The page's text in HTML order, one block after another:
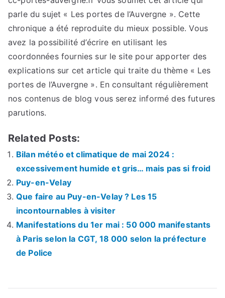
parle du sujet « Les portes de l’Auvergne ». Cette
chronique a été reproduite du mieux possible. Vous
avez la possibilité d’écrire en utilisant les
coordonnées fournies sur le site pour apporter des
explications sur cet article qui traite du thème « Les
portes de l’Auvergne ». En consultant régulièrement
nos contenus de blog vous serez informé des futures
parutions.
Related Posts:
Bilan météo et climatique de mai 2024 :
excessivement humide et gris… mais pas si froid
Puy-en-Velay
Que faire au Puy-en-Velay ? Les 15
incontournables à visiter
Manifestations du 1er mai : 50 000 manifestants
à Paris selon la CGT, 18 000 selon la préfecture
de Police